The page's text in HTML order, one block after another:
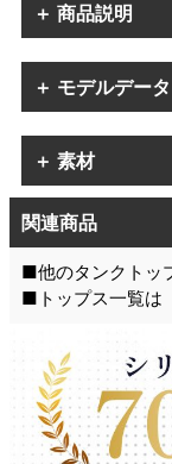
＋ 商品説明
＋ モデルデータ
＋ 素材
関連商品
■他のタンクトッ
■トップス一覧は